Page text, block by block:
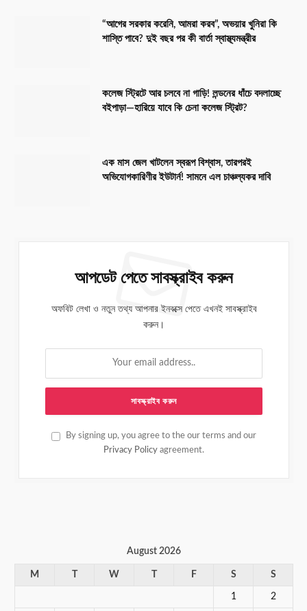
“আগের সরকার করেনি, আমরা করব”, অভয়ার খুনিরা কি
শাস্তি পাবে? দুই বছর পর কী বার্তা স্বাস্থ্যমন্ত্রীর
কলেজ স্ট্রিটে আর চলবে না গাড়ি! লন্ডনের ধাঁচে বদলাচ্ছে
বইপাড়া—হারিয়ে যাবে কি চেনা কলেজ স্ট্রিট?
এক মাস জেল খাটলেন স্বরূপ বিশ্বাস, তারপরই
অভিযোগকারিণীর ইউটার্ন! সামনে এল চাঞ্চল্যকর দাবি
আপডেট পেতে সাবস্ক্রাইব করুন
অফবিট লেখা ও নতুন তথ্য আপনার ইনবক্সে পেতে এখনই সাবস্ক্রাইব
করুন।
By signing up, you agree to the our terms and our
Privacy Policy agreement.
August 2026
M T W T F S S
1 2